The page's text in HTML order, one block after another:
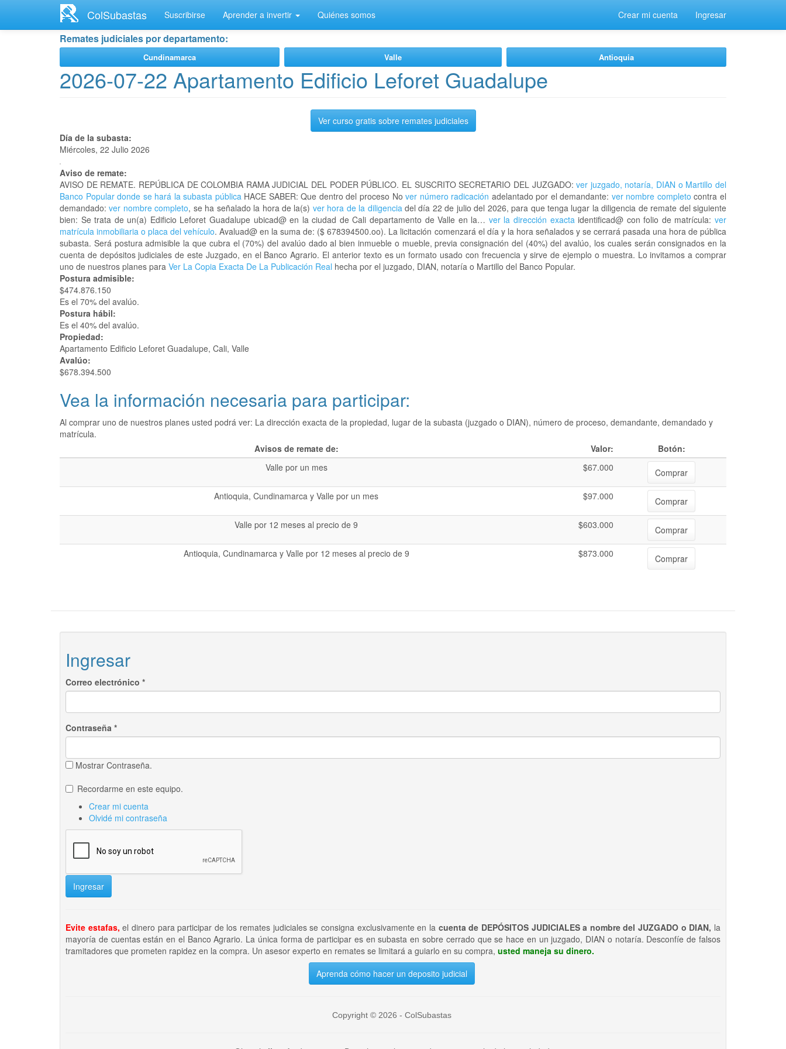
contenido
ColSubastas Suscribirse Aprender a invertir Quiénes somos Crear mi cuenta Ingresar
Remates judiciales por departamento:
Cundinamarca Valle Antioquia
2026-07-22 Apartamento Edificio Leforet Guadalupe
Ver curso gratis sobre remates judiciales
Día de la subasta:
Miércoles, 22 Julio 2026
Aviso de remate:
AVISO DE REMATE. REPÚBLICA DE COLOMBIA RAMA JUDICIAL DEL PODER PÚBLICO. EL SUSCRITO SECRETARIO DEL JUZGADO: ver juzgado, notaría, DIAN o Martillo del
Banco Popular donde se hará la subasta públicaHACE SABER: Que dentro del proceso Nover número radicación adelantado por el demandante: ver nombre completo contra el
demandado:ver nombre completo, se ha señalado la hora de la(s) ver hora de la diligenciadel día 22 de julio del 2026, para que tenga lugar la diligencia de remate del siguiente
bien: Se trata de un(a) Edificio Leforet Guadalupe ubicad@ en la ciudad de Cali departamento de Valle en la… ver la dirección exactaidentificad@ con folio de matrícula:ver
matrícula inmobiliaria o placa del vehículo. Avaluad@ en la suma de: ($ 678394500.oo). La licitación comenzará el día y la hora señalados y se cerrará pasada una hora de pública
subasta. Será postura admisible la que cubra el (70%) del avalúo dado al bien inmueble o mueble, previa consignación del (40%) del avalúo, los cuales serán consignados en la
cuenta de depósitos judiciales de este Juzgado, en el Banco Agrario. El anterior texto es un formato usado con frecuencia y sirve de ejemplo o muestra. Lo invitamos a comprar
uno de nuestros planes para Ver La Copia Exacta De La Publicación Real hecha por el juzgado, DIAN, notaría o Martillo del Banco Popular.
Postura admisible:
$474.876.150
Es el 70% del avalúo.
Postura hábil:
Es el 40% del avalúo.
Propiedad:
Apartamento Edificio Leforet Guadalupe, Cali, Valle
Avalúo:
$678.394.500
Vea la información necesaria para participar:
Al comprar uno de nuestros planes usted podrá ver: La dirección exacta de la propiedad, lugar de la subasta (juzgado o DIAN), número de proceso, demandante, demandado y
matrícula.
Avisos de remate de:
Valor:
Botón:
Valle por un mes
$67.000
Comprar
Antioquia, Cundinamarca y Valle por un mes
$97.000
Comprar
Valle por 12 meses al precio de 9
$603.000
Comprar
Antioquia, Cundinamarca y Valle por 12 meses al precio de 9
$873.000 Comprar
Ingresar
Correo electrónico *
Contraseña *
Mostrar Contraseña.
Recordarme en este equipo.
Crear mi cuenta
Olvidé mi contraseña
Ingresar
Evite estafas, el dinero para participar de los remates judiciales se consigna exclusivamente en lacuenta de DEPÓSITOS JUDICIALES a nombre del JUZGADO o DIAN, la
mayoría de cuentas están en el Banco Agrario. La única forma de participar es en subasta en sobre cerrado que se hace en un juzgado, DIAN o notaría. Desconfíe de falsos
tramitadores que prometen rapidez en la compra. Un asesor experto en remates se limitará a guiarlo en su compra, usted maneja su dinero.
Aprenda cómo hacer un deposito judicial
Copyright © 2026 - ColSubastas